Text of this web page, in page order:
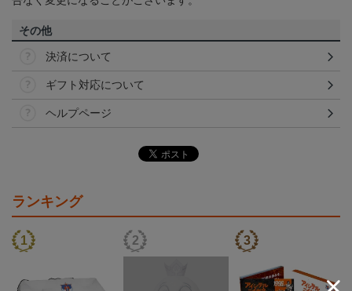
その他
決済について
ギフト対応について
ヘルプページ
ランキング